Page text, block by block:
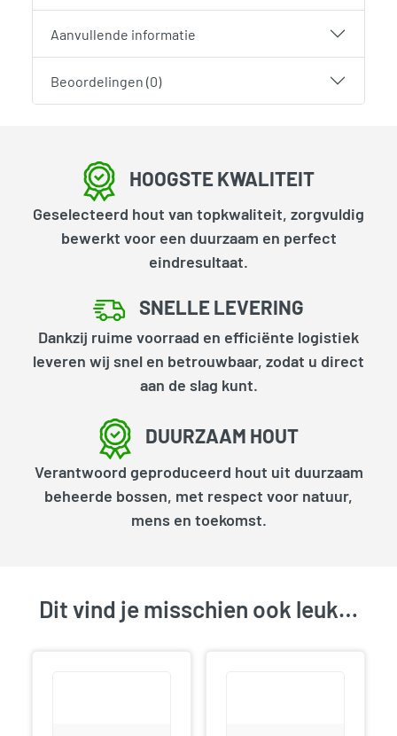
Aanvullende informatie
Beoordelingen (0)
HOOGSTE KWALITEIT
Geselecteerd hout van topkwaliteit, zorgvuldig
bewerkt voor een duurzaam en perfect
eindresultaat.
SNELLE LEVERING
Dankzij ruime voorraad en efficiënte logistiek
leveren wij snel en betrouwbaar, zodat u direct
aan de slag kunt.
DUURZAAM HOUT
Verantwoord geproduceerd hout uit duurzaam
beheerde bossen, met respect voor natuur,
mens en toekomst.
Dit vind je misschien ook leuk…